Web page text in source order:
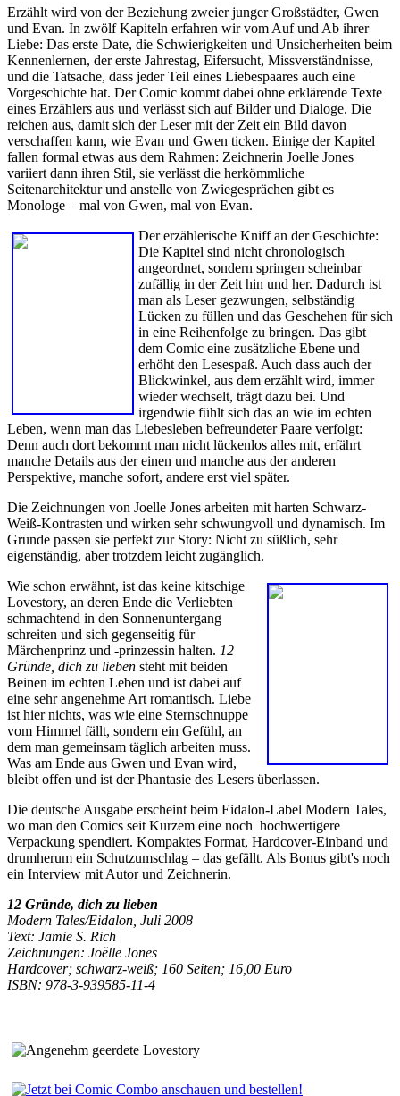
Erzählt wird von der Beziehung zweier junger Großstädter, Gwen
und Evan. In zwölf Kapiteln erfahren wir vom Auf und Ab ihrer
Liebe: Das erste Date, die Schwierigkeiten und Unsicherheiten beim
Kennenlernen, der erste Jahrestag, Eifersucht, Missverständnisse,
und die Tatsache, dass jeder Teil eines Liebespaares auch eine
Vorgeschichte hat. Der Comic kommt dabei ohne erklärende Texte
eines Erzählers aus und verlässt sich auf Bilder und Dialoge. Die
reichen aus, damit sich der Leser mit der Zeit ein Bild davon
verschaffen kann, wie Evan und Gwen ticken. Einige der Kapitel
fallen formal etwas aus dem Rahmen: Zeichnerin Joelle Jones
variiert dann ihren Stil, sie verlässt die herkömmliche
Seitenarchitektur und anstelle von Zwiegesprächen gibt es
Monologe – mal von Gwen, mal von Evan.
Der erzählerische Kniff an der Geschichte:
Die Kapitel sind nicht chronologisch
angeordnet, sondern springen scheinbar
zufällig in der Zeit hin und her. Dadurch ist
man als Leser gezwungen, selbständig
Lücken zu füllen und das Geschehen für sich
in eine Reihenfolge zu bringen. Das gibt
dem Comic eine zusätzliche Ebene und
erhöht den Lesespaß. Auch dass auch der
Blickwinkel, aus dem erzählt wird, immer
wieder wechselt, trägt dazu bei. Und
irgendwie fühlt sich das an wie im echten
Leben, wenn man das Liebesleben befreundeter Paare verfolgt:
Denn auch dort bekommt man nicht lückenlos alles mit, erfährt
manche Details aus der einen und manche aus der anderen
Perspektive, manche sofort, andere erst viel später.
Die Zeichnungen von Joelle Jones arbeiten mit harten Schwarz-
Weiß-Kontrasten und wirken sehr schwungvoll und dynamisch. Im
Grunde passen sie perfekt zur Story: Nicht zu süßlich, sehr
eigenständig, aber trotzdem leicht zugänglich.
Wie schon erwähnt, ist das keine kitschige
Lovestory, an deren Ende die Verliebten
schmachtend in den Sonnenuntergang
schreiten und sich gegenseitig für
Märchenprinz und -prinzessin halten. 12
Gründe, dich zu lieben steht mit beiden
Beinen im echten Leben und ist dabei auf
eine sehr angenehme Art romantisch. Liebe
ist hier nichts, was wie eine Sternschnuppe
vom Himmel fällt, sondern ein Gefühl, an
dem man gemeinsam täglich arbeiten muss.
Was am Ende aus Gwen und Evan wird,
bleibt offen und ist der Phantasie des Lesers überlassen.
Die deutsche Ausgabe erscheint beim Eidalon-Label Modern Tales,
wo man den Comics seit Kurzem eine noch hochwertigere
Verpackung spendiert. Kompaktes Format, Hardcover-Einband und
drumherum ein Schutzumschlag – das gefällt. Als Bonus gibt's noch
ein Interview mit Autor und Zeichnerin.
12 Gründe, dich zu lieben
Modern Tales/Eidalon, Juli 2008
Text: Jamie S. Rich
Zeichnungen: Joëlle Jones
Hardcover; schwarz-weiß; 160 Seiten; 16,00 Euro
ISBN: 978-3-939585-11-4